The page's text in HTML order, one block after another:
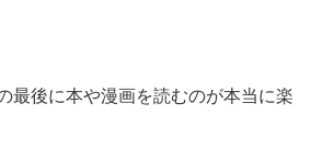
最後に本や漫画を読むのが本当に楽